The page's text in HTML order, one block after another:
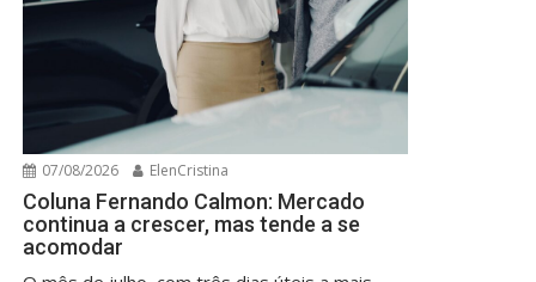
07/08/2026 ElenCristina
Coluna Fernando Calmon: Mercado
continua a crescer, mas tende a se
acomodar